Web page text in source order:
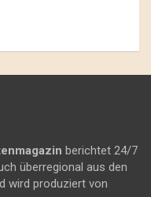
berichtet 24/7
überregional aus den
wird produziert von